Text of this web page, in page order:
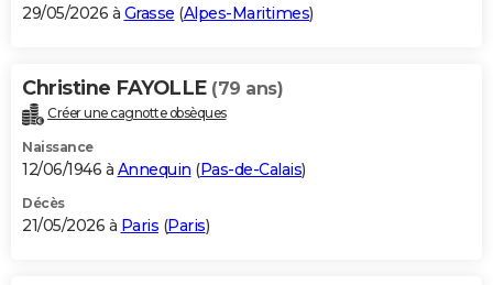
29/05/2026 à Grasse (Alpes-Maritimes)
Christine FAYOLLE (79 ans)
Créer une cagnotte obsèques
Naissance
12/06/1946 à Annequin (Pas-de-Calais)
Décès
21/05/2026 à Paris (Paris)